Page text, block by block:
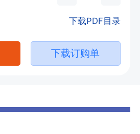
下载PDF目录
下载订购单